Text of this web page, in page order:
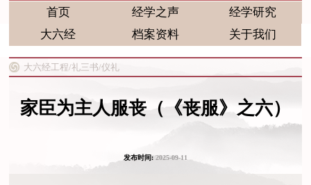
首页 经学之声
经学研究
大六经
档案资料 关于我们
大六经工程/礼三书/仪礼
家臣为主人服丧（《丧服》之六）
发布时间:2025-09-11